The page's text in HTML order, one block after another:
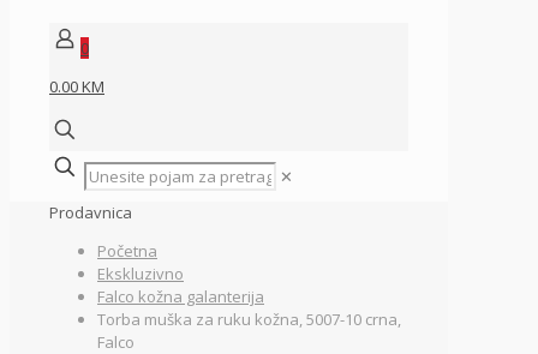
0
0.00 KM
✕
Prodavnica
Početna
Ekskluzivno
Falco kožna galanterija
Torba muška za ruku kožna, 5007-10 crna,
Falco